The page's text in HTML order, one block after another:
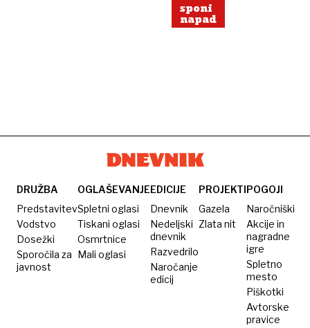
sponi
napad
DRUŽBA
Predstavitev
Vodstvo
Dosežki
Sporočila za
javnost
OGLAŠEVANJE
Spletni oglasi
Tiskani oglasi
Osmrtnice
Mali oglasi
EDICIJE
Dnevnik
Nedeljski
dnevnik
Razvedrilo
Naročanje
edicij
PROJEKTI
Gazela
Zlata nit
POGOJI
Naročniški
Akcije in
nagradne
igre
Spletno
mesto
Piškotki
Avtorske
pravice